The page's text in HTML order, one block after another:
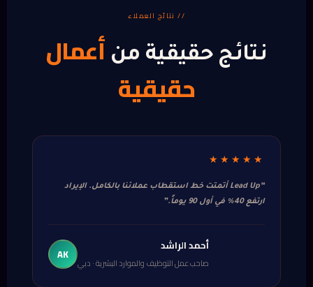
// نتائج العملاء
نتائج حقيقية من أعمال
حقيقية
★★★★★
“Lead Up أتمتت خط استقطاب عملائنا بالكامل. الإيراد
ارتفع 40% في أول 90 يوماً.”
AK أحمد الراشد
صاحب عمل التوظيف والموارد البشرية · دبي